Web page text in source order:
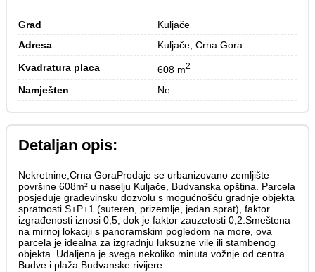
Grad
Kuljače
Adresa
Kuljače, Crna Gora
Kvadratura placa 608 m2
Namješten Ne
Detaljan opis:
Nekretnine,Crna GoraProdaje se urbanizovano zemljište
površine 608m² u naselju Kuljače, Budvanska opština. Parcela
posjeduje građevinsku dozvolu s mogućnošću gradnje objekta
spratnosti S+P+1 (suteren, prizemlje, jedan sprat), faktor
izgrađenosti iznosi 0,5, dok je faktor zauzetosti 0,2.Smeštena
na mirnoj lokaciji s panoramskim pogledom na more, ova
parcela je idealna za izgradnju luksuzne vile ili stambenog
objekta. Udaljena je svega nekoliko minuta vožnje od centra
Budve i plaža Budvanske rivijere.